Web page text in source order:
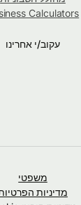
עקוב/י אחרינו
משפטי
מדיניות הפרטיות